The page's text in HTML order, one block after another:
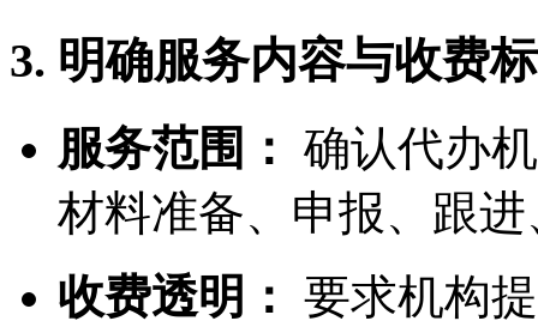
3. 明确服务内容与收费
服务范围： 确认代办
材料准备、申报、跟
收费透明： 要求机构